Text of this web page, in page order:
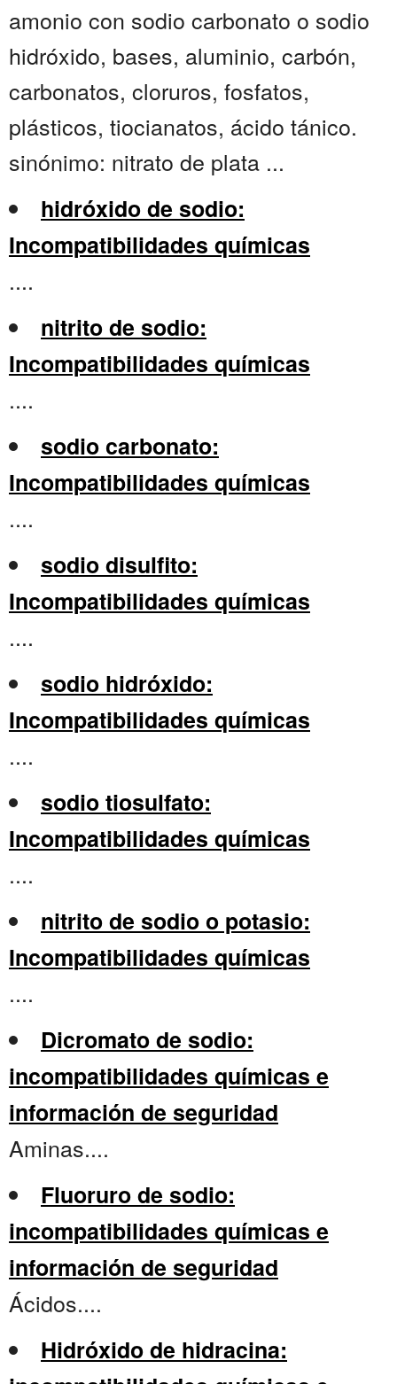
amonio con sodio carbonato o sodio
hidróxido, bases, aluminio, carbón,
carbonatos, cloruros, fosfatos,
plásticos, tiocianatos, ácido tánico.
sinónimo: nitrato de plata ...
hidróxido de sodio:
Incompatibilidades químicas
....
nitrito de sodio:
Incompatibilidades químicas
....
sodio carbonato:
Incompatibilidades químicas
....
sodio disulfito:
Incompatibilidades químicas
....
sodio hidróxido:
Incompatibilidades químicas
....
sodio tiosulfato:
Incompatibilidades químicas
....
nitrito de sodio o potasio:
Incompatibilidades químicas
....
Dicromato de sodio:
incompatibilidades químicas e
información de seguridad
Aminas....
Fluoruro de sodio:
incompatibilidades químicas e
información de seguridad
Ácidos....
Hidróxido de hidracina: